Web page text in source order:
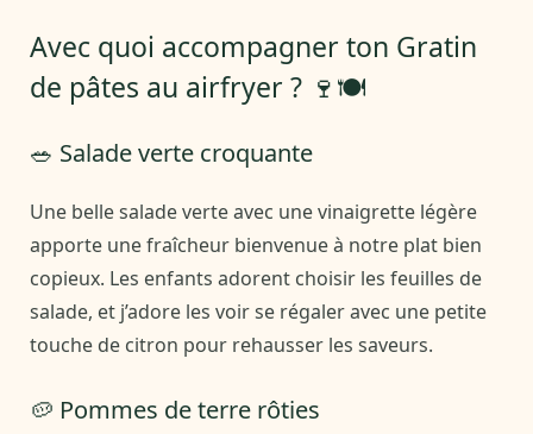
Avec quoi accompagner ton Gratin
de pâtes au airfryer ? 🍷🍽️
🥗 Salade verte croquante
Une belle salade verte avec une vinaigrette légère
apporte une fraîcheur bienvenue à notre plat bien
copieux. Les enfants adorent choisir les feuilles de
salade, et j’adore les voir se régaler avec une petite
touche de citron pour rehausser les saveurs.
🥔 Pommes de terre rôties